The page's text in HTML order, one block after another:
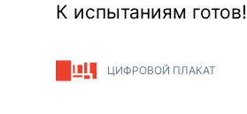
К испытаниям готов!
ЦИФРОВОЙ ПЛАКАТ